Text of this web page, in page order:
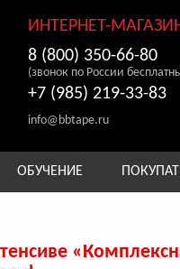
ИНТЕРНЕТ-
8 (800) 350-66-80
(звонок по России
+7 (985) 219-33-83
info@bbtape.ru
ОБУЧЕНИЕ